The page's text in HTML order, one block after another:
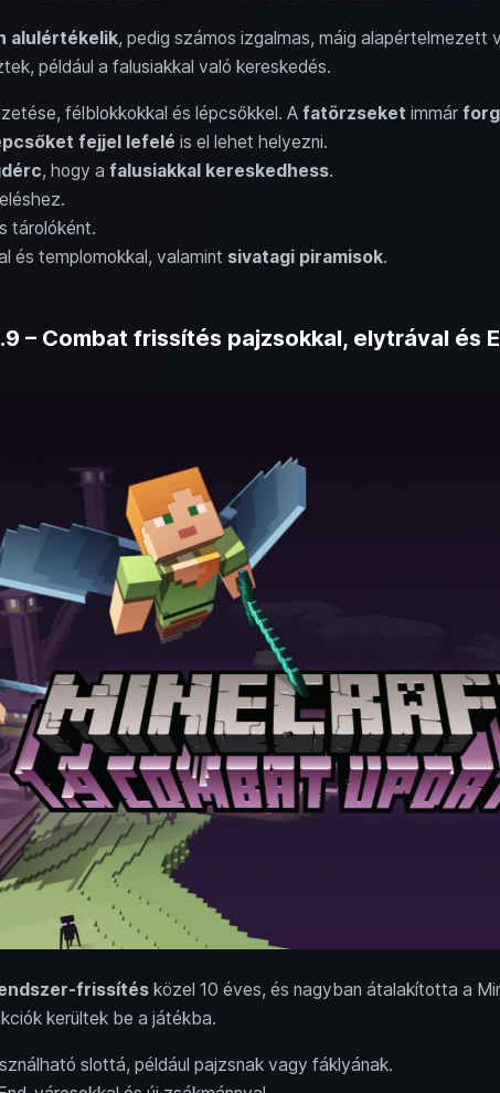
alulértékelik, pedig számos izgalmas, máig
például a falusiakkal való kereskedés.
félblokkokkal és lépcsőkkel. A fatörzseket immár
fejjel lefelé is el lehet helyezni.
, hogy a falusiakkal kereskedhess.
tárolóként.
és templomokkal, valamint sivatagi piramisok.
– Combat frissítés pajzsokkal, elytrával és
frissítésközel 10 éves, és nagyban átalakította a
kerültek be a játékba.
slottá, például pajzsnak vagy fáklyának.